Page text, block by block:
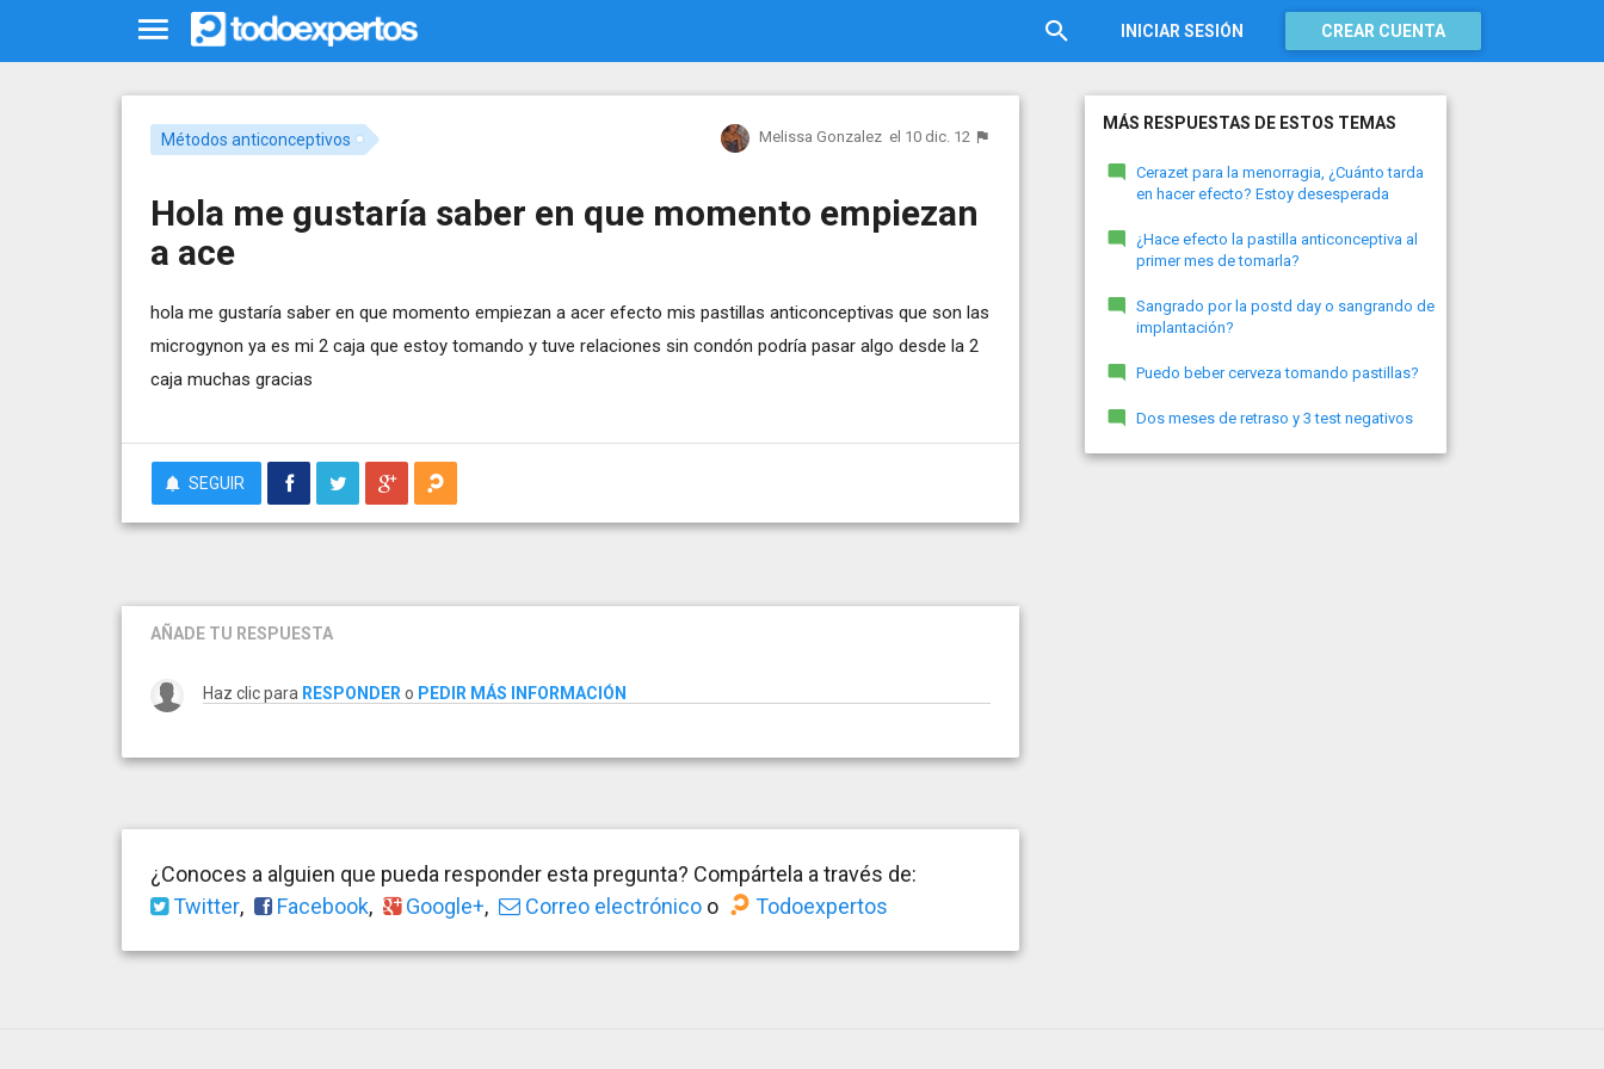
INICIAR SESIÓN CREAR CUENTA
Métodos anticonceptivos Melissa Gonzalez el 10 dic. 12
Hola me gustaría saber en que momento empiezan
a ace
hola me gustaría saber en que momento empiezan a acer efecto mis pastillas anticonceptivas que son las
microgynon ya es mi 2 caja que estoy tomando y tuve relaciones sin condón podría pasar algo desde la 2
caja muchas gracias
SEGUIR
AÑADE TU RESPUESTA
Haz clic para RESPONDER o PEDIR MÁS INFORMACIÓN
¿Conoces a alguien que pueda responder esta pregunta? Compártela a través de:
Twitter, Facebook, Google+, Correo electrónico o Todoexpertos
MÁS RESPUESTAS DE ESTOS TEMAS
Cerazet para la menorragia, ¿Cuánto tarda
en hacer efecto? Estoy desesperada
¿Hace efecto la pastilla anticonceptiva al
primer mes de tomarla?
Sangrado por la postd day o sangrando de
implantación?
Puedo beber cerveza tomando pastillas?
Dos meses de retraso y 3 test negativos